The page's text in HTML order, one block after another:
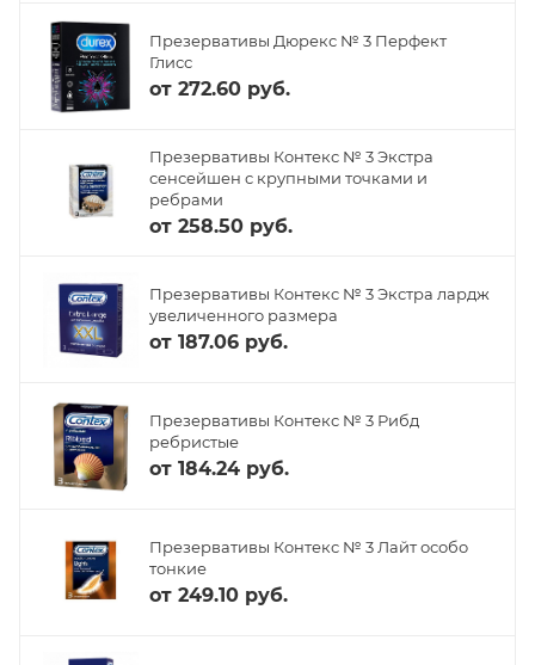
Презервативы Дюрекс № 3 Перфект
Глисс
от 272.60 руб.
Презервативы Контекс № 3 Экстра
сенсейшен с крупными точками и
ребрами
от 258.50 руб.
Презервативы Контекс № 3 Экстра лардж
увеличенного размера
от 187.06 руб.
Презервативы Контекс № 3 Рибд
ребристые
от 184.24 руб.
Презервативы Контекс № 3 Лайт особо
тонкие
от 249.10 руб.